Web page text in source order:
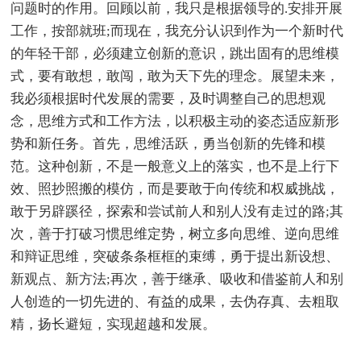
问题时的作用。回顾以前，我只是根据领导的.安排开展
工作，按部就班;而现在，我充分认识到作为一个新时代
的年轻干部，必须建立创新的意识，跳出固有的思维模
式，要有敢想，敢闯，敢为天下先的理念。展望未来，
我必须根据时代发展的需要，及时调整自己的思想观
念，思维方式和工作方法，以积极主动的姿态适应新形
势和新任务。首先，思维活跃，勇当创新的先锋和模
范。这种创新，不是一般意义上的落实，也不是上行下
效、照抄照搬的模仿，而是要敢于向传统和权威挑战，
敢于另辟蹊径，探索和尝试前人和别人没有走过的路;其
次，善于打破习惯思维定势，树立多向思维、逆向思维
和辩证思维，突破条条框框的束缚，勇于提出新设想、
新观点、新方法;再次，善于继承、吸收和借鉴前人和别
人创造的一切先进的、有益的成果，去伪存真、去粗取
精，扬长避短，实现超越和发展。